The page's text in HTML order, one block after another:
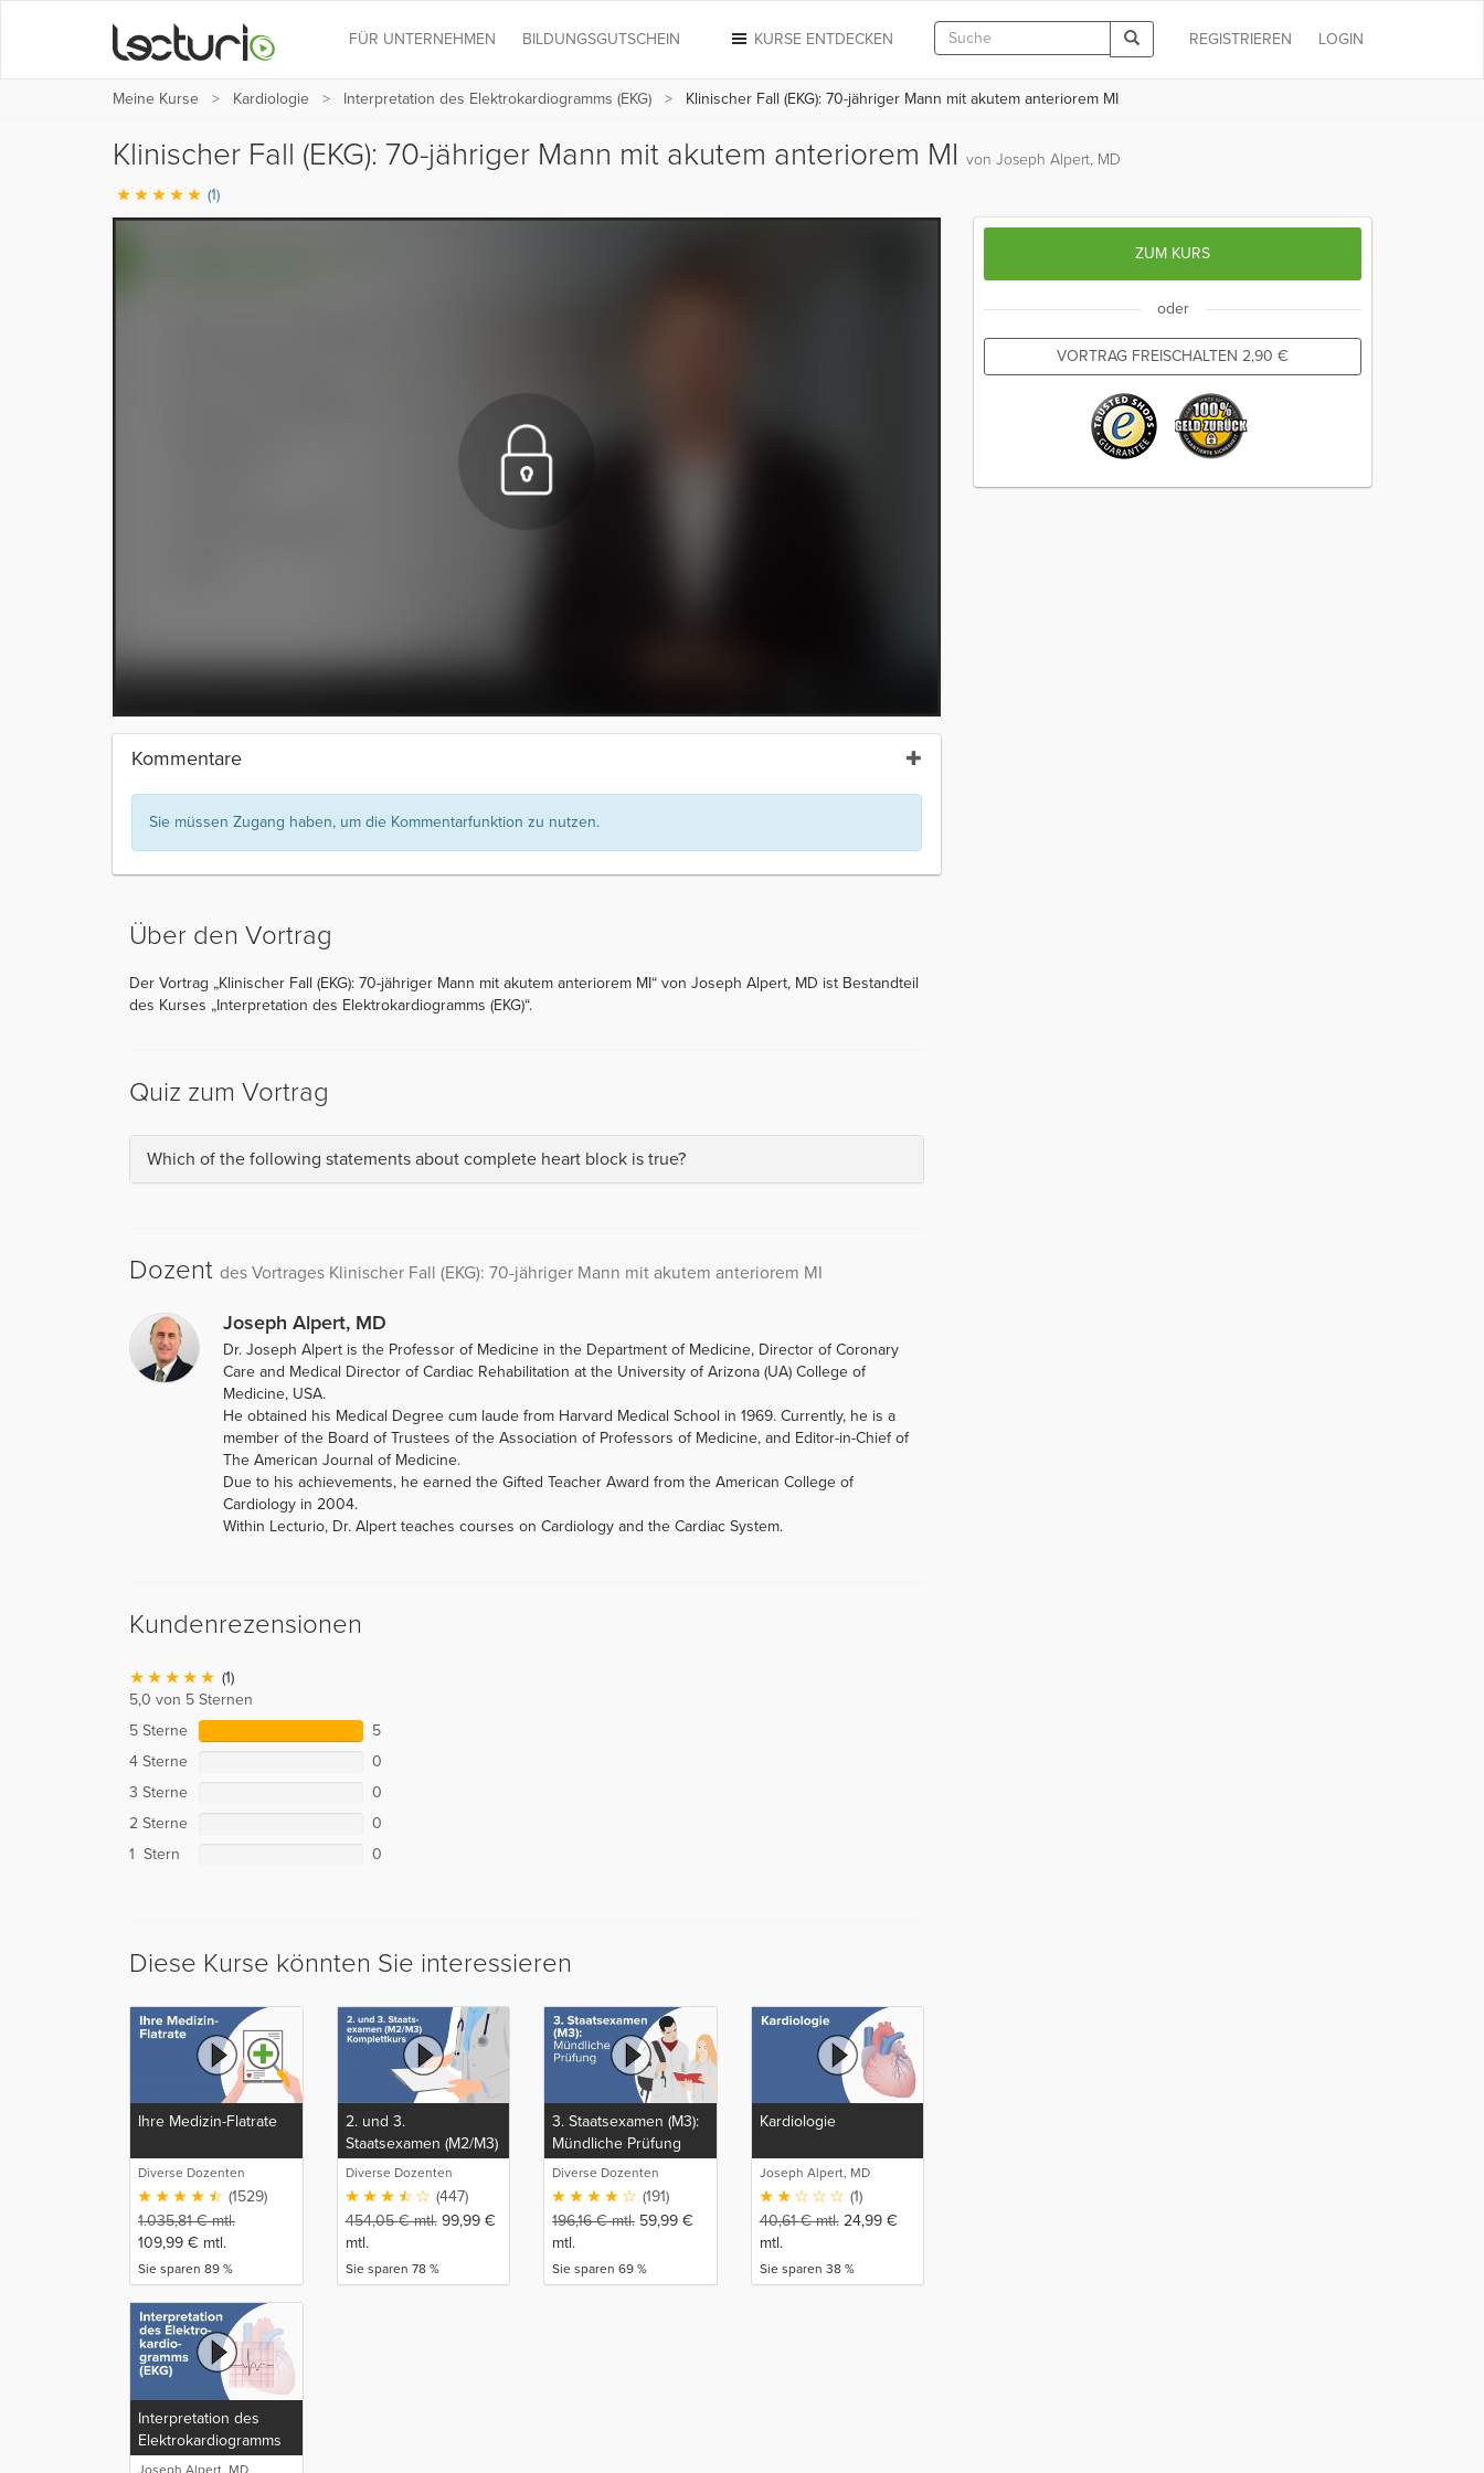
LOGIN
REGISTRIEREN
KURSE ENTDECKEN
FÜR UNTERNEHMEN BILDUNGSGUTSCHEIN
Meine Kurse Kardiologie Interpretation des Elektrokardiogramms (EKG) Klinischer Fall (EKG): 70-jähriger Mann mit akutem anteriorem MI
Klinischer Fall (EKG): 70-jähriger Mann mit akutem anteriorem MI von Joseph Alpert, MD
(1)
Kommentare
Sie müssen Zugang haben, um die Kommentarfunktion zu nutzen.
Über den Vortrag
Der Vortrag „Klinischer Fall (EKG): 70-jähriger Mann mit akutem anteriorem MI“ von Joseph Alpert, MD ist Bestandteil
des Kurses „Interpretation des Elektrokardiogramms (EKG)“.
Quiz zum Vortrag
Which of the following statements about complete heart block is true?
Dozent des Vortrages Klinischer Fall (EKG): 70-jähriger Mann mit akutem anteriorem MI
Joseph Alpert, MD
Dr. Joseph Alpert is the Professor of Medicine in the Department of Medicine, Director of Coronary
Care and Medical Director of Cardiac Rehabilitation at the University of Arizona (UA) College of
Medicine, USA.
He obtained his Medical Degree cum laude from Harvard Medical School in 1969. Currently, he is a
member of the Board of Trustees of the Association of Professors of Medicine, and Editor-in-Chief of
The American Journal of Medicine.
Due to his achievements, he earned the Gifted Teacher Award from the American College of
Cardiology in 2004.
Within Lecturio, Dr. Alpert teaches courses on Cardiology and the Cardiac System.
Kundenrezensionen
(1)
5,0 von 5 Sternen
5 Sterne
5
4 Sterne
0
3 Sterne
0
2 Sterne
0
1 Stern
0
Diese Kurse könnten Sie interessieren
Ihre Medizin-Flatrate
Diverse Dozenten
(1529)
1.035,81€mtl.
109,99 € mtl.
Sie sparen 89 %
2. und 3.
Staatsexamen (M2/M3)
Komplettkurs
Diverse Dozenten
(447)
454,05€mtl. 99,99 €
mtl.
Sie sparen 78 %
3. Staatsexamen (M3):
Mündliche Prüfung
Diverse Dozenten
(191)
196,16€mtl. 59,99 €
mtl.
Sie sparen 69 %
Kardiologie
Joseph Alpert, MD
(1)
40,61€mtl. 24,99 €
mtl.
Sie sparen 38 %
Interpretation des
Elektrokardiogramms
(EKG)
Joseph Alpert, MD
ZUM KURS
oder
VORTRAG FREISCHALTEN 2,90 €